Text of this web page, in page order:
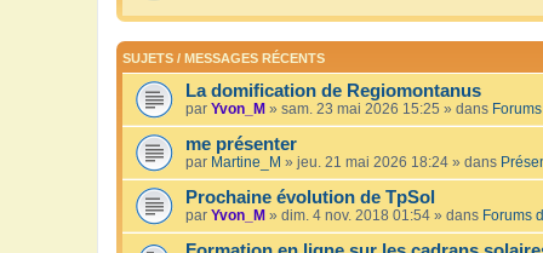
SUJETS / MESSAGES RÉCENTS
La domification de Regiomontanus
par Yvon_M » sam. 23 mai 2026 15:25 » dans
me présenter
par Martine_M » jeu. 21 mai 2026 18:24 » dans
Prochaine évolution de TpSol
par Yvon_M » dim. 4 nov. 2018 01:54 » dans Forums